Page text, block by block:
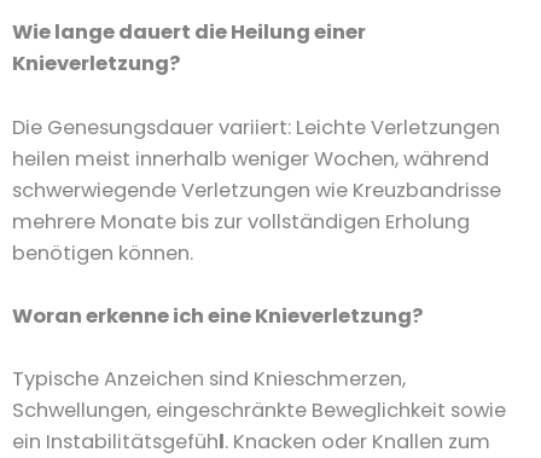
Wie lange dauert die Heilung einer
Knieverletzung?
Die Genesungsdauer variiert: Leichte Verletzungen
heilen meist innerhalb weniger Wochen, während
schwerwiegende Verletzungen wie Kreuzbandrisse
mehrere Monate bis zur vollständigen Erholung
benötigen können.
Woran erkenne ich eine Knieverletzung?
Typische Anzeichen sind Knieschmerzen,
Schwellungen, eingeschränkte Beweglichkeit sowie
ein Instabilitätsgefühl. Knacken oder Knallen zum